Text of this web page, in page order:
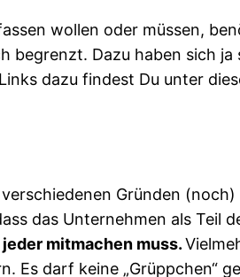
wollen oder müssen,
Dazu haben sich
dazu findest Du unter
Gründen
das Unternehmen als Teil
mitmachen muss.
Es darf keine „Grüppchen“